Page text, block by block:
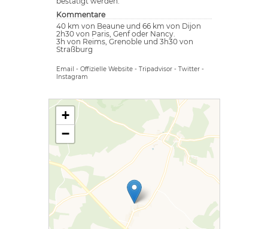
Kommentare
40 km von Beaune und 66 km von Dijon
2h30 von Paris, Genf oder Nancy.
3h von Reims, Grenoble und 3h30 von
Straßburg
Email - Offizielle Website - Tripadvisor - Twitter -
Instagram
+
−